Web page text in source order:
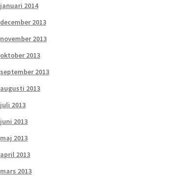
januari 2014
december 2013
november 2013
oktober 2013
september 2013
augusti 2013
juli 2013
juni 2013
maj 2013
april 2013
mars 2013